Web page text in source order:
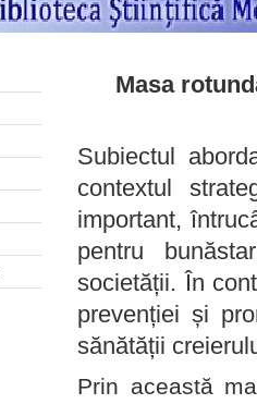
Masa
Subiectul
contextul
important,
pentru
societății. În
prevenției și
sănătății
Prin această